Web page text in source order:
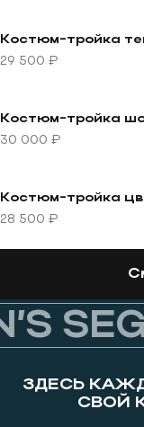
Перейти к
Костюм-тройка
29 500 ₽
Перейти к
Костюм-тройка
30 000 ₽
Костюм-тройка
28 500 ₽
ЗДЕСЬ
СВОЙ